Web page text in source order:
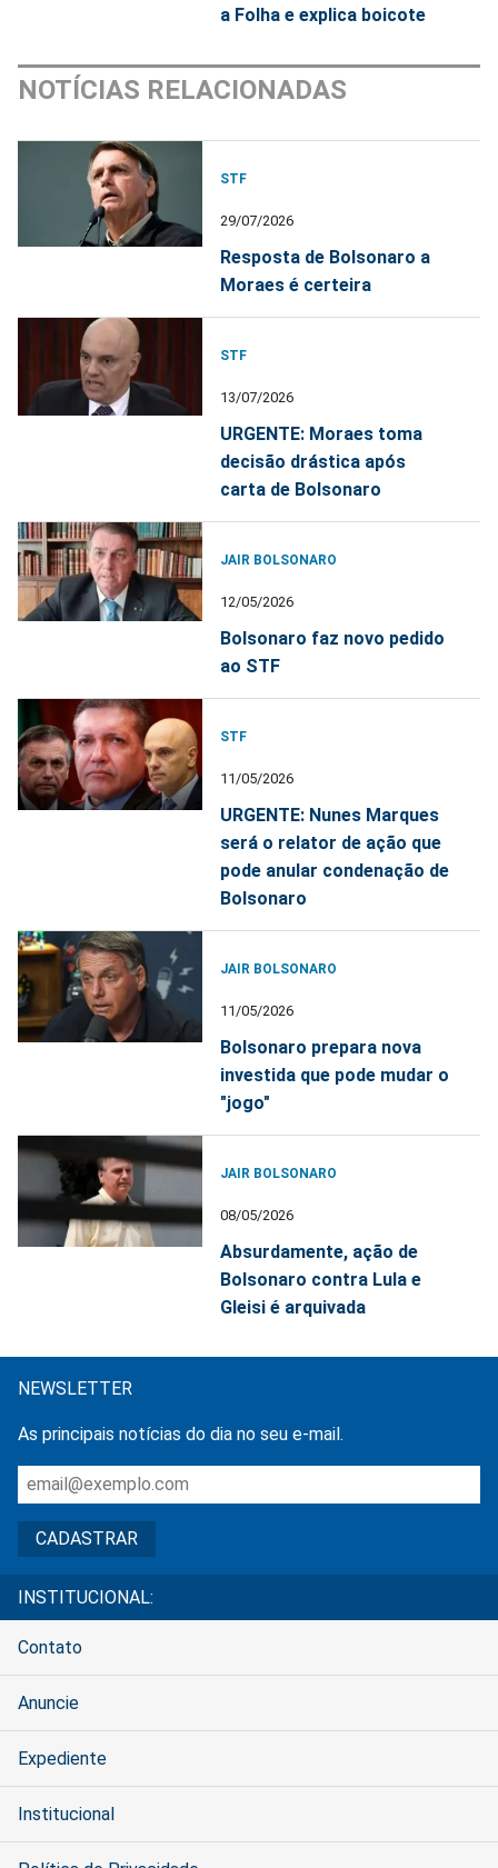
a Folha e explica boicote
NOTÍCIAS RELACIONADAS
STF
29/07/2026
Resposta de Bolsonaro a
Moraes é certeira
STF
13/07/2026
URGENTE: Moraes toma
decisão drástica após
carta de Bolsonaro
JAIR BOLSONARO
12/05/2026
Bolsonaro faz novo pedido
ao STF
STF
11/05/2026
URGENTE: Nunes Marques
será o relator de ação que
pode anular condenação de
Bolsonaro
JAIR BOLSONARO
11/05/2026
Bolsonaro prepara nova
investida que pode mudar o
"jogo"
JAIR BOLSONARO
08/05/2026
Absurdamente, ação de
Bolsonaro contra Lula e
Gleisi é arquivada
NEWSLETTER
As principais notícias do dia no seu e-mail.
INSTITUCIONAL:
Contato
Anuncie
Expediente
Institucional